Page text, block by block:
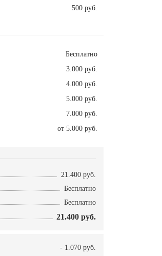
500 руб.
Бесплатно
3.000 руб.
4.000 руб.
5.000 руб.
7.000 руб.
от 5.000 руб.
21.400 руб.
Бесплатно
Бесплатно
21.400 руб.
- 1.070 руб.